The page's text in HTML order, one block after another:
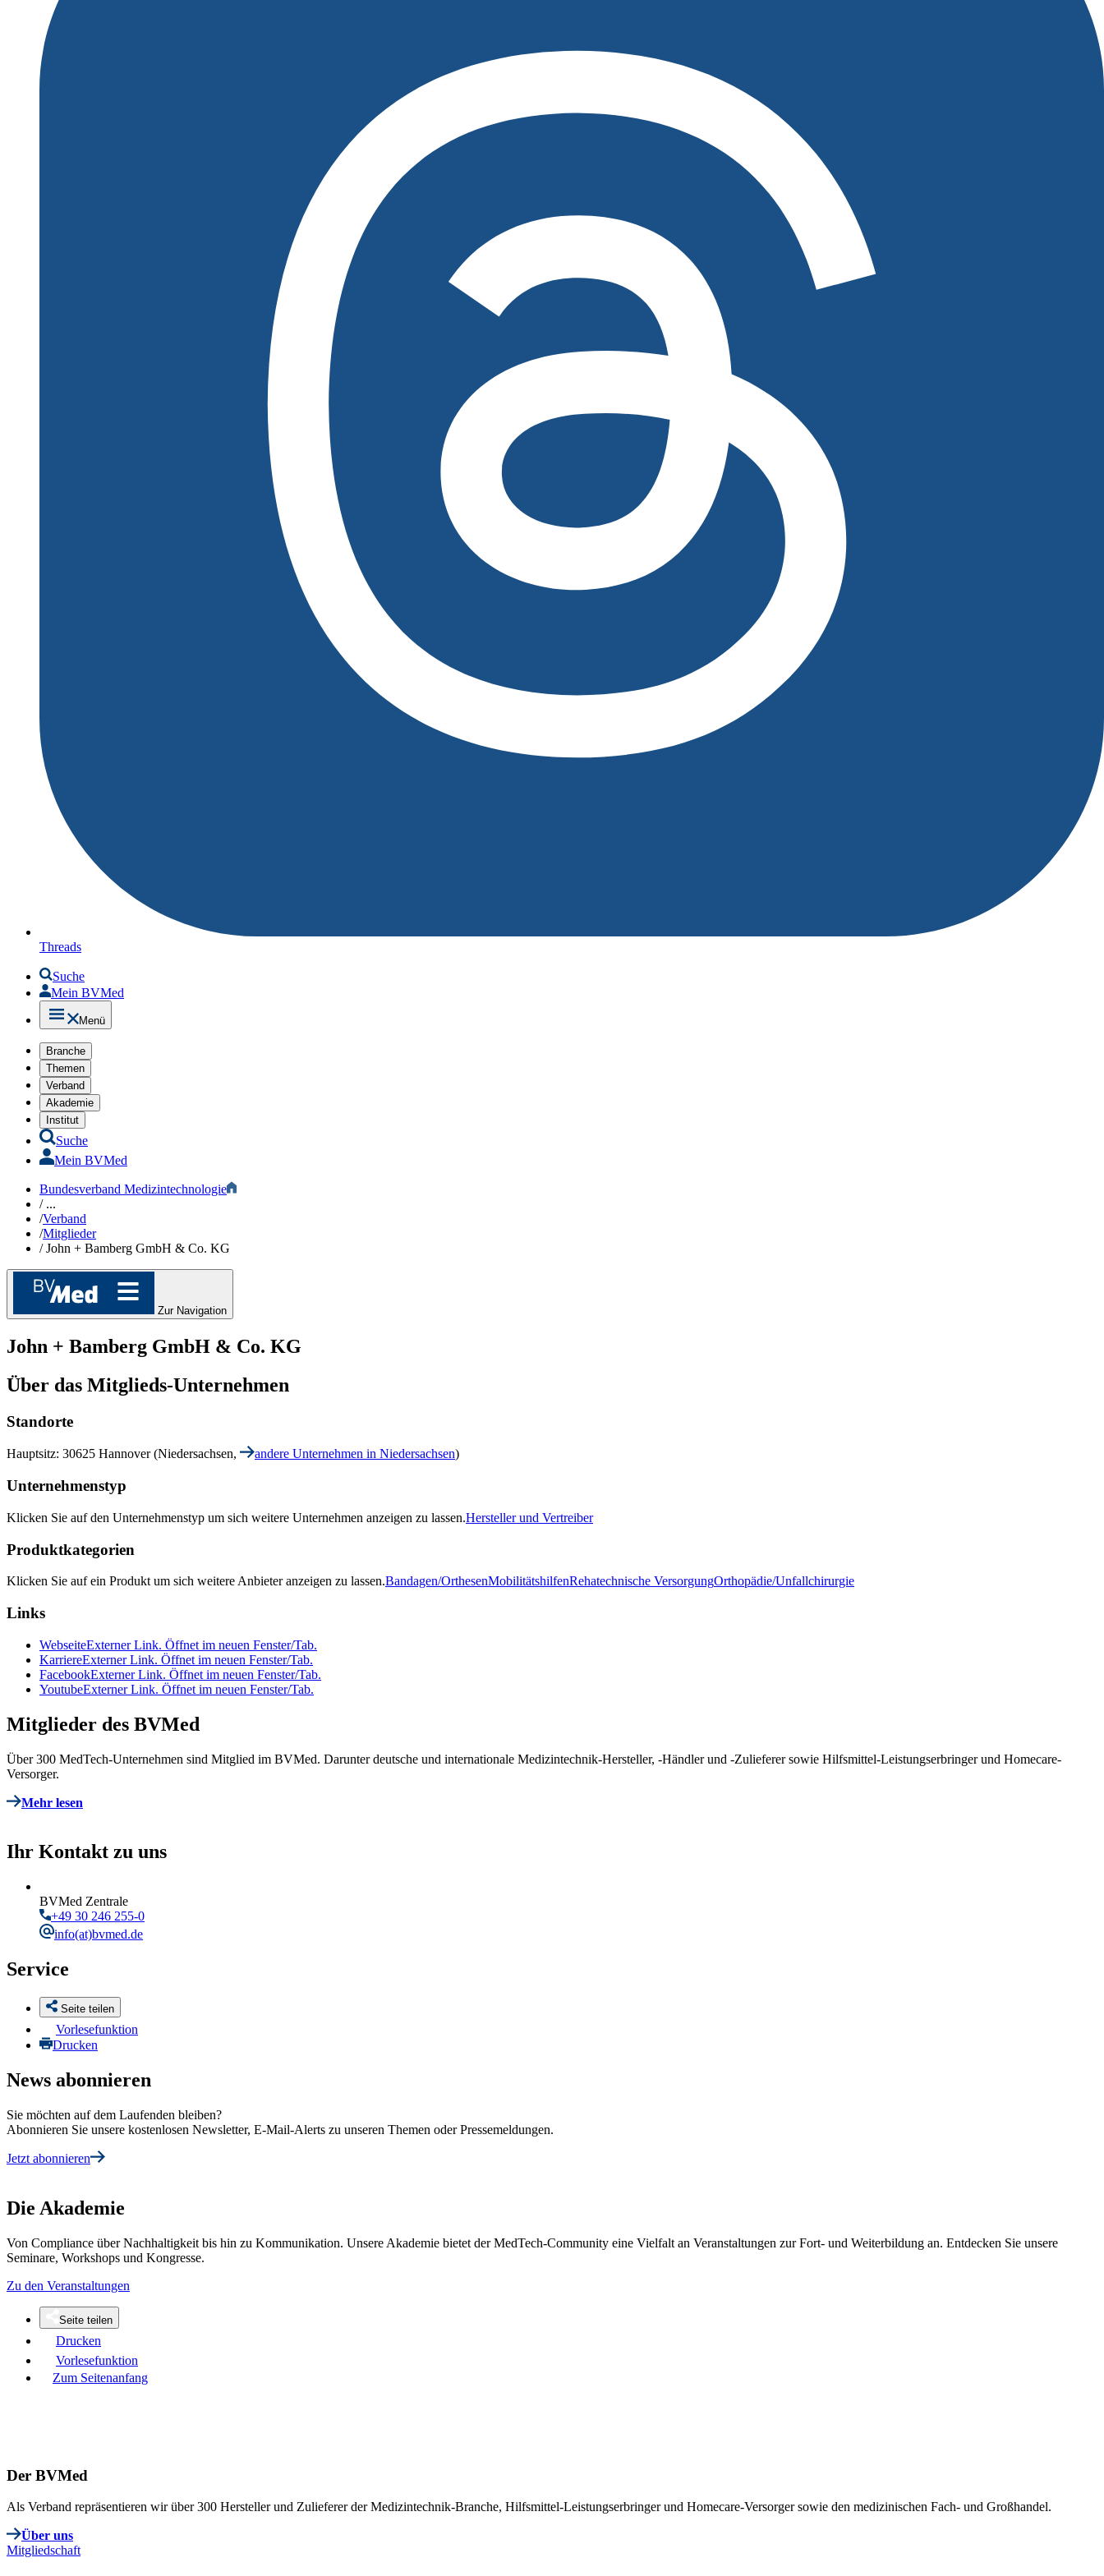
Threads
Suche
Mein BVMed
Menü
Branche
Themen
Verband
Akademie
Institut
Suche
Mein BVMed
Bundesverband Medizintechnologie
/...
/Verband
/Mitglieder
/John + Bamberg GmbH & Co. KG
Zur Navigation
John + Bamberg GmbH & Co. KG
Über das Mitglieds-Unternehmen
Standorte
Hauptsitz: 30625 Hannover (Niedersachsen, andere Unternehmen in Niedersachsen)
Unternehmenstyp
Klicken Sie auf den Unternehmenstyp um sich weitere Unternehmen anzeigen zu lassen.Hersteller und Vertreiber
Produktkategorien
Klicken Sie auf ein Produkt um sich weitere Anbieter anzeigen zu lassen.Bandagen/OrthesenMobilitätshilfenRehatechnische VersorgungOrthopädie/Unfallchirurgie
Links
WebseiteExterner Link. Öffnet im neuen Fenster/Tab.
KarriereExterner Link. Öffnet im neuen Fenster/Tab.
FacebookExterner Link. Öffnet im neuen Fenster/Tab.
YoutubeExterner Link. Öffnet im neuen Fenster/Tab.
Mitglieder des BVMed
Über 300 MedTech-Unternehmen sind Mitglied im BVMed. Darunter deutsche und internationale Medizintechnik-Hersteller, -Händler und -Zulieferer sowie Hilfsmittel-Leistungserbringer und Homecare-
Versorger.
Mehr lesen
Ihr Kontakt zu uns
BVMed Zentrale
+49 30 246 255-0
info(at)bvmed.de
Service
Seite teilen
Vorlesefunktion
Drucken
News abonnieren
Sie möchten auf dem Laufenden bleiben?
Abonnieren Sie unsere kostenlosen Newsletter, E-Mail-Alerts zu unseren Themen oder Pressemeldungen.
Jetzt abonnieren
Die Akademie
Von Compliance über Nachhaltigkeit bis hin zu Kommunikation. Unsere Akademie bietet der MedTech-Community eine Vielfalt an Veranstaltungen zur Fort- und Weiterbildung an. Entdecken Sie unsere
Seminare, Workshops und Kongresse.
Zu den Veranstaltungen
Seite teilen
Drucken
Vorlesefunktion
Zum Seitenanfang
Der BVMed
Als Verband repräsentieren wir über 300 Hersteller und Zulieferer der Medizintechnik-Branche, Hilfsmittel-Leistungserbringer und Homecare-Versorger sowie den medizinischen Fach- und Großhandel.
Über uns
Mitgliedschaft